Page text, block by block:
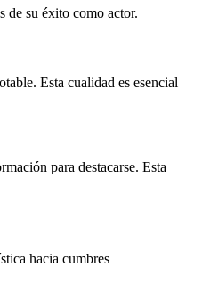
de su éxito como actor.
Esta cualidad es esencial
para destacarse. Esta
hacia cumbres